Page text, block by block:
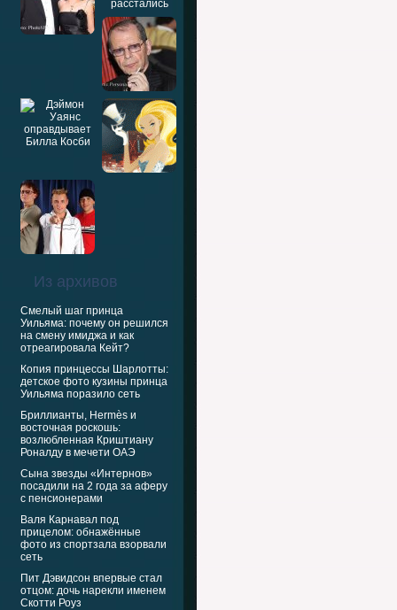
Из архивов
Смелый шаг принца
Уильяма: почему он решился
на смену имиджа и как
отреагировала Кейт?
Копия принцессы Шарлотты:
детское фото кузины принца
Уильяма поразило сеть
Бриллианты, Hermès и
восточная роскошь:
возлюбленная Криштиану
Роналду в мечети ОАЭ
Сына звезды «Интернов»
посадили на 2 года за аферу
с пенсионерами
Валя Карнавал под
прицелом: обнажённые
фото из спортзала взорвали
сеть
Пит Дэвидсон впервые стал
отцом: дочь нарекли именем
Скотти Роуз